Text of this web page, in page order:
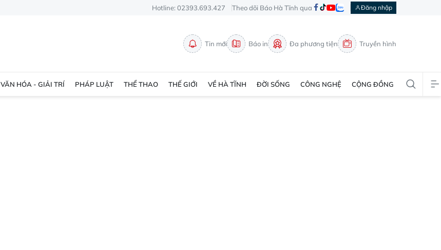
Hotline: 02393.693.427 Theo dõi Báo Hà Tĩnh qua Đăng nhập
Tin mới Báo in Đa phương tiện Truyền hình
VĂN HÓA - GIẢI TRÍ PHÁP LUẬT THỂ THAO THẾ GIỚI VỀ HÀ TĨNH ĐỜI SỐNG CÔNG NGHỆ CỘNG ĐỒNG